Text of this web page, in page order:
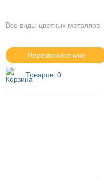
Все виды цветных металлов
Перезвоните мне
Товаров:0